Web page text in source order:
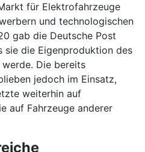
für Elektrofahrzeuge
und technologischen
gab die Deutsche Post
sie die Eigenproduktion des
Die bereits
jedoch im Einsatz,
weiterhin auf
auf Fahrzeuge anderer